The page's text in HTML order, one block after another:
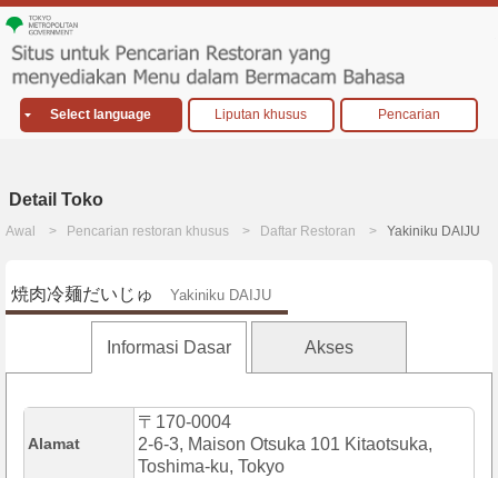
Select language Liputan khusus Pencarian
Detail Toko
Awal Pencarian restoran khusus Daftar Restoran Yakiniku DAIJU
焼肉冷麺だいじゅ Yakiniku DAIJU
Informasi Dasar Akses
Alamat
〒170-0004
2-6-3, Maison Otsuka 101 Kitaotsuka,
Toshima-ku, Tokyo